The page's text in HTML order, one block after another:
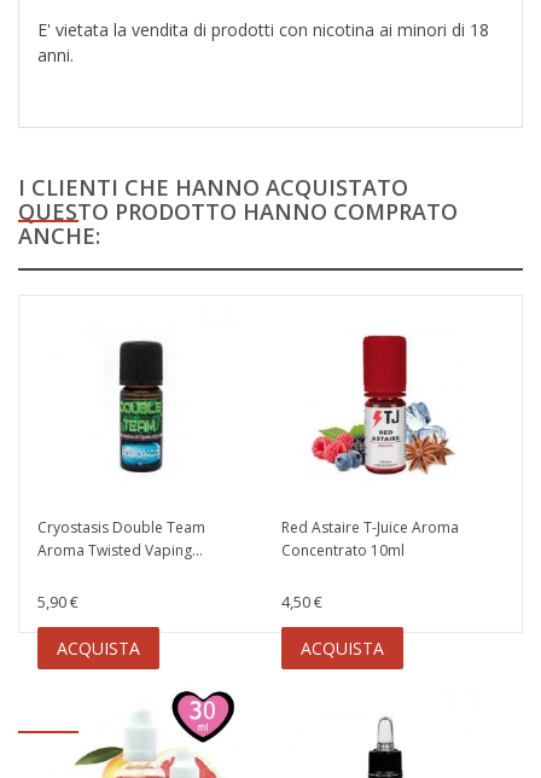
E' vietata la vendita di prodotti con nicotina ai minori di 18
anni.
I CLIENTI CHE HANNO ACQUISTATO
QUESTO PRODOTTO HANNO COMPRATO
ANCHE:
Cryostasis Double Team
Aroma Twisted Vaping...
5,90 €
ACQUISTA
Red Astaire T-Juice Aroma
Concentrato 10ml
4,50 €
ACQUISTA